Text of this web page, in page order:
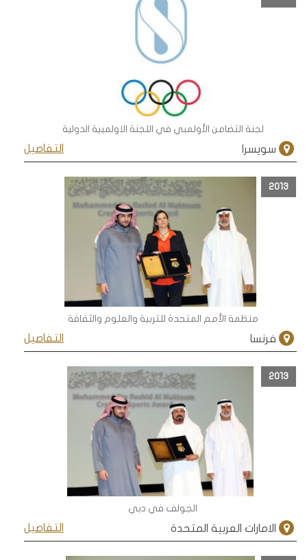
لجنة التضامن الأولمبي في اللجنة الاولمبية الدولية
التفاصيل سويسرا
2013
منظمة الأمم المتحدة للتربية والعلوم والثقافة
التفاصيل فرنسا
2013
الجولف في دبي
التفاصيل الامارات العربية المتحدة